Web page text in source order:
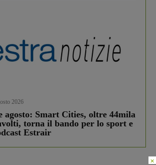
2026
agosto: Smart Cities, oltre 44mila
torna il bando per lo sport e
Estrair
×